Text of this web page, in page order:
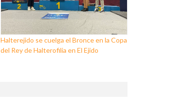
Halterejido se cuelga el Bronce en la Copa
del Rey de Halterofilia en El Ejido